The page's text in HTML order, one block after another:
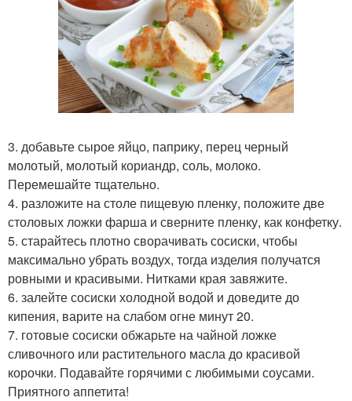
3. добавьте сырое яйцо, паприку, перец черный
молотый, молотый кориандр, соль, молоко.
Перемешайте тщательно.
4. разложите на столе пищевую пленку, положите две
столовых ложки фарша и сверните пленку, как конфетку.
5. старайтесь плотно сворачивать сосиски, чтобы
максимально убрать воздух, тогда изделия получатся
ровными и красивыми. Нитками края завяжите.
6. залейте сосиски холодной водой и доведите до
кипения, варите на слабом огне минут 20.
7. готовые сосиски обжарьте на чайной ложке
сливочного или растительного масла до красивой
корочки. Подавайте горячими с любимыми соусами.
Приятного аппетита!